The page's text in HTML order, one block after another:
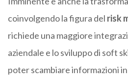
coinvolgendo la figura del risk
richiede una maggiore
aziendale e lo sviluppo di soft
poter scambiare informazioni